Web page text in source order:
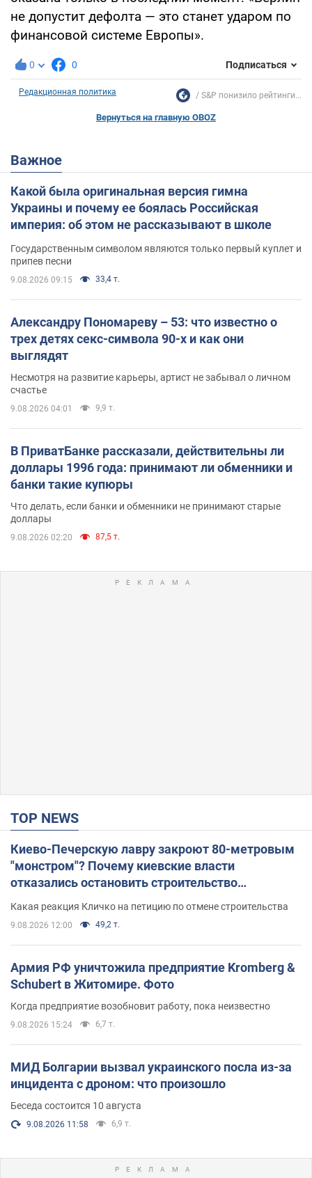
не допустит дефолта — это станет ударом по
финансовой системе Европы».
0 0 Подписаться
Редакционная политика S&P понизило рейтинги...
Вернуться на главную OBOZ
Важное
Какой была оригинальная версия гимна
Украины и почему ее боялась Российская
империя: об этом не рассказывают в школе
Государственным символом являются только первый куплет и
припев песни
9.08.2026 09:15 33,4 т.
Александру Пономареву – 53: что известно о
трех детях секс-символа 90-х и как они
выглядят
Несмотря на развитие карьеры, артист не забывал о личном
счастье
9.08.2026 04:01 9,9 т.
В ПриватБанке рассказали, действительны ли
доллары 1996 года: принимают ли обменники и
банки такие купюры
Что делать, если банки и обменники не принимают старые
доллары
9.08.2026 02:20 87,5 т.
TOP NEWS
Киево-Печерскую лавру закроют 80-метровым
"монстром"? Почему киевские власти
отказались остановить строительство
Какая реакция Кличко на петицию по отмене строительства
9.08.2026 12:00 49,2 т.
Армия РФ уничтожила предприятие Kromberg &
Schubert в Житомире. Фото
Когда предприятие возобновит работу, пока неизвестно
9.08.2026 15:24 6,7 т.
МИД Болгарии вызвал украинского посла из-за
инцидента с дроном: что произошло
Беседа состоится 10 августа
9.08.2026 11:58 6,9 т.